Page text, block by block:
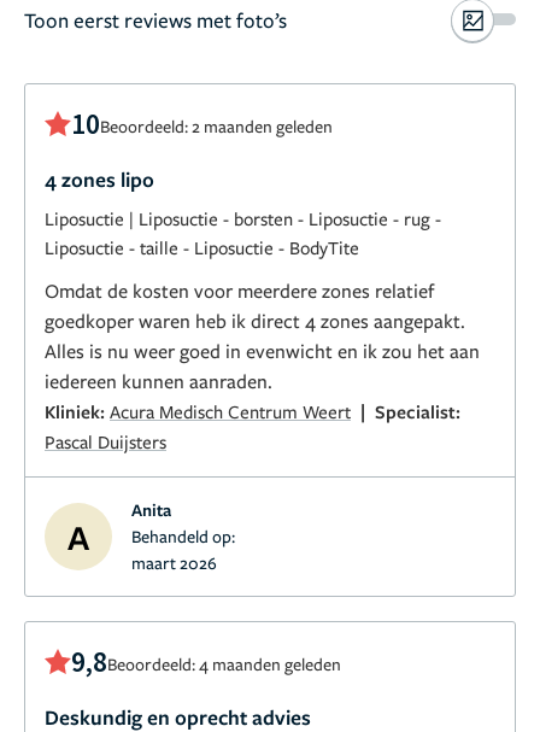
Toon eerst reviews met foto’s
10Beoordeeld: 2 maanden geleden
4 zones lipo
Liposuctie | Liposuctie - borsten - Liposuctie - rug -
Liposuctie - taille - Liposuctie - BodyTite
Omdat de kosten voor meerdere zones relatief
goedkoper waren heb ik direct 4 zones aangepakt.
Alles is nu weer goed in evenwicht en ik zou het aan
iedereen kunnen aanraden.
Kliniek: Acura Medisch Centrum Weert | Specialist:
Pascal Duijsters
A
Anita
Behandeld op:
maart 2026
9,8Beoordeeld: 4 maanden geleden
Deskundig en oprecht advies